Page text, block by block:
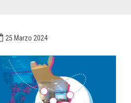
25 Marzo 2024